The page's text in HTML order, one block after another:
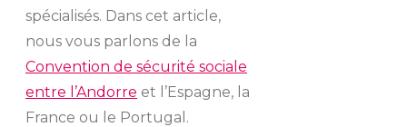
spécialisés. Dans cet article,
nous vous parlons de la
Convention de sécurité sociale
entre l’Andorre et l’Espagne, la
France ou le Portugal.